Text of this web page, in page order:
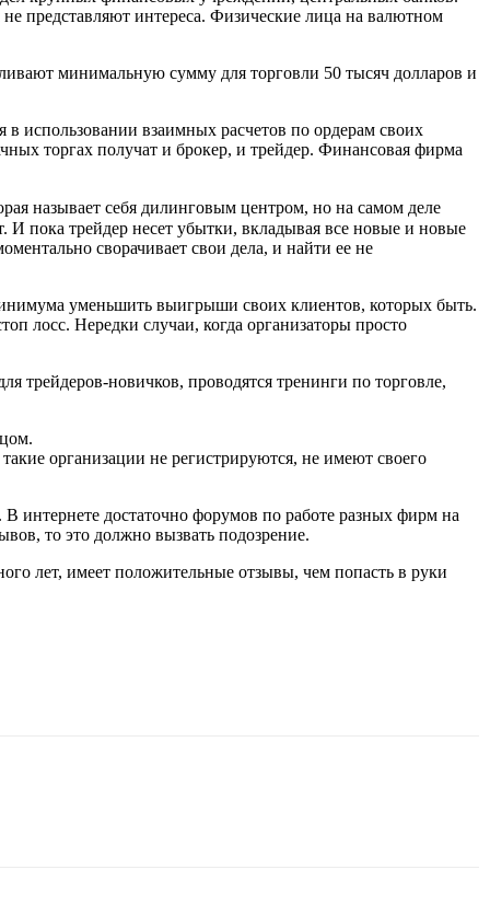
представляют интереса. Физические лица на валютном
минимальную сумму для торговли 50 тысяч долларов и
использовании взаимных расчетов по ордерам своих
торгах получат и брокер, и трейдер. Финансовая фирма
называет себя дилинговым центром, но на самом деле
И пока трейдер несет убытки, вкладывая все новые и новые
сворачивает свои дела, и найти ее не
уменьшить выигрыши своих клиентов, которых быть.
лосс. Нередки случаи, когда организаторы просто
трейдеров-новичков, проводятся тренинги по торговле,
организации не регистрируются, не имеют своего
достаточно форумов по работе разных фирм на
то это должно вызвать подозрение.
лет, имеет положительные отзывы, чем попасть в руки